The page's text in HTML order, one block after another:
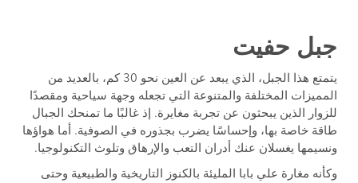
جبل حفيت
يتمتع هذا الجبل، الذي يبعد عن العين نحو 30 كم، بالعديد من
المميزات المختلفة والمتنوعة التي تجعله وجهة سياحية ومقصدًا
للزوار الذين يبحثون عن تجربة مغايرة. إذ غالبًا ما تمنحك الجبال
طاقة خاصة بها، وإحساسًا يضرب بجذوره في الصوفية. أما هواؤها
ونسيمها يغسلان عنك أدران التعب والإرهاق وتلوث التكنولوجيا.
وكأنه مغارة علي بابا المليئة بالكنوز التاريخية والطبيعية وحتى